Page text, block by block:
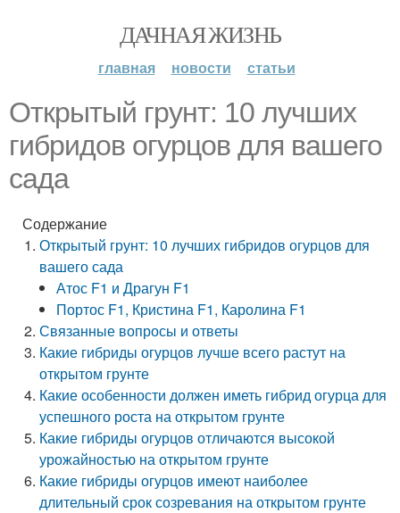
ДАЧНАЯ ЖИЗНЬ
главная новости статьи
Открытый грунт: 10 лучших
гибридов огурцов для вашего
сада
Содержание
Открытый грунт: 10 лучших гибридов огурцов для
вашего сада
Атос F1 и Драгун F1
Портос F1, Кристина F1, Каролина F1
Связанные вопросы и ответы
Какие гибриды огурцов лучше всего растут на
открытом грунте
Какие особенности должен иметь гибрид огурца для
успешного роста на открытом грунте
Какие гибриды огурцов отличаются высокой
урожайностью на открытом грунте
Какие гибриды огурцов имеют наиболее
длительный срок созревания на открытом грунте